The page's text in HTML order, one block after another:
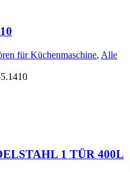
für Küchenmaschine, Alle
1 TÜR 400L